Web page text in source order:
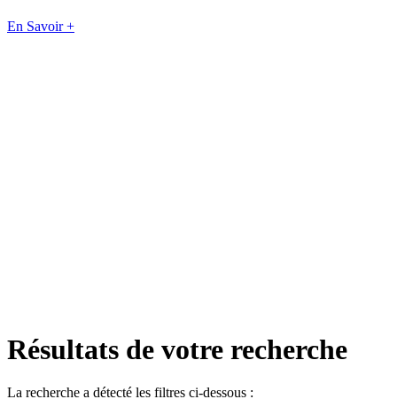
En Savoir +
Résultats de votre recherche
La recherche a détecté les filtres ci-dessous :